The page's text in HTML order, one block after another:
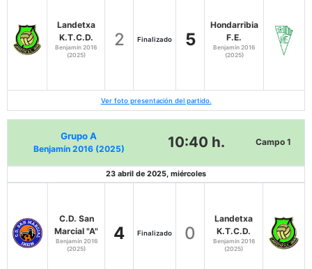
Landetxa
K.T.C.D.
Benjamín 2016
(2025)
2 Finalizado 5
Hondarribia
F.E.
Benjamín 2016
(2025)
Ver foto presentación del partido.
Grupo A
Benjamín 2016 (2025) 10:40 h. Campo 1
23 abril de 2025, miércoles
C.D. San
Marcial "A"
Benjamín 2016
(2025)
4 Finalizado 0
Landetxa
K.T.C.D.
Benjamín 2016
(2025)